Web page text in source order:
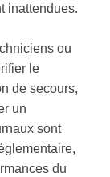
inattendues.
ou
le
de secours,
un
sont
du